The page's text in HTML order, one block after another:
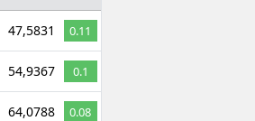
47,5831 0.11
54,9367 0.1
64,0788 0.08